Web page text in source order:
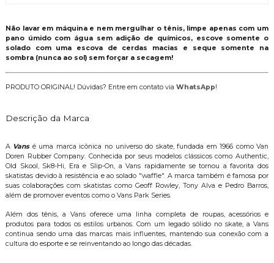
Não lavar em máquina e nem mergulhar o tênis, limpe apenas com um
pano úmido com água sem adição de químicos, escove somente o
solado com uma escova de cerdas macias e seque somente na
sombra (nunca ao sol) sem forçar a secagem!
PRODUTO ORIGINAL! Dúvidas? Entre em contato via WhatsApp!
Descrição da Marca
A Vansé uma marca icônica no universo do skate, fundada em 1966 como Van
Doren Rubber Company. Conhecida por seus modelos clássicos como Authentic,
Old Skool, Sk8-Hi, Era e Slip-On, a Vans rapidamente se tornou a favorita dos
skatistas devido à resistência e ao solado "waffle". A marca também é famosa por
suas colaborações com skatistas como Geoff Rowley, Tony Alva e Pedro Barros,
além de promover eventos como o Vans Park Series.
Além dos tênis, a Vans oferece uma linha completa de roupas, acessórios e
produtos para todos os estilos urbanos. Com um legado sólido no skate, a Vans
continua sendo uma das marcas mais influentes, mantendo sua conexão com a
cultura do esporte e se reinventando ao longo das décadas.